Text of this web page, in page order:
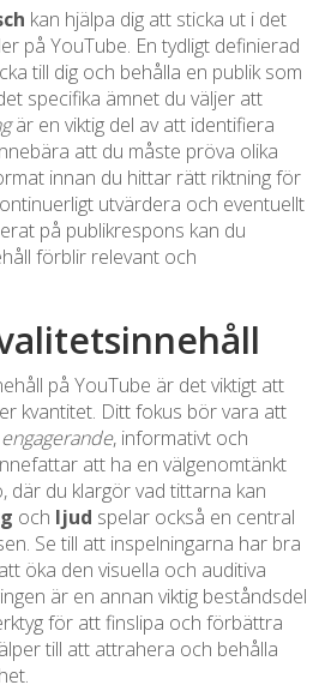
kan hjälpa dig att sticka ut i det
på YouTube. En tydligt definierad
till dig och behålla en publik som
specifika ämnet du väljer att
är en viktig del av att identifiera
att du måste pröva olika
innan du hittar rätt riktning för
utvärdera och eventuellt
på publikrespons kan du
förblir relevant och
på YouTube är det viktigt att
kvantitet. Ditt fokus bör vara att
engagerande, informativt och
att ha en välgenomtänkt
där du klargör vad tittarna kan
och ljud spelar också en central
Se till att inspelningarna har bra
öka den visuella och auditiva
är en annan viktig beståndsdel
för att finslipa och förbättra
till att attrahera och behålla